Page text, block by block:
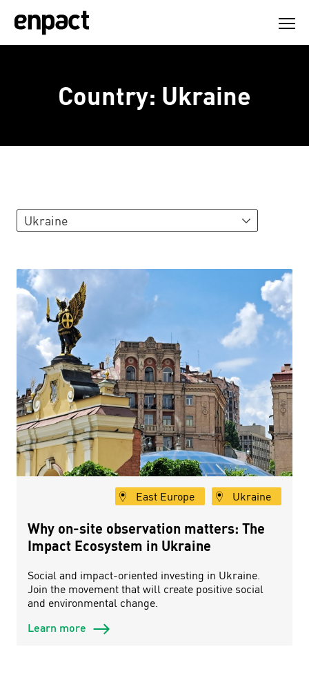
Country: Ukraine
Ukraine
East Europe Ukraine
Why on-site observation matters: The
Impact Ecosystem in Ukraine
Social and impact-oriented investing in Ukraine.
Join the movement that will create positive social
and environmental change.
Learn more